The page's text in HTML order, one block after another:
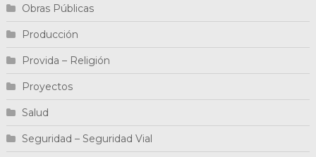
Obras Públicas
Producción
Provida – Religión
Proyectos
Salud
Seguridad – Seguridad Vial